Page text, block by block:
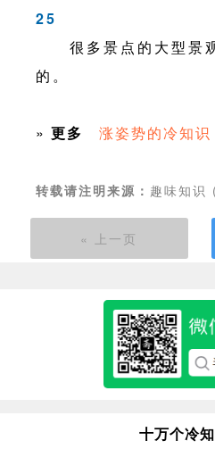
25
很多景点的大型景
的。
» 更多 涨姿势的冷知识
转载请注明来源： 趣味知
« 上一页
十万个冷